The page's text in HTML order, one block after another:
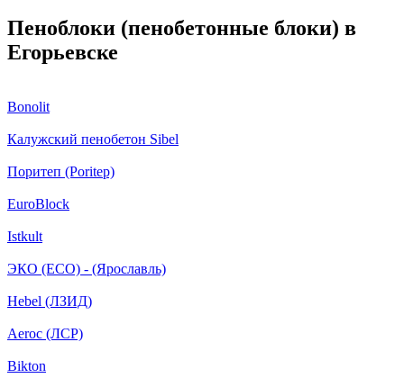
Пеноблоки (пенобетонные блоки) в
Егорьевске
Bonolit
Калужский пенобетон Sibel
Поритеп (Poritep)
EuroBlock
Istkult
ЭКО (ECO) - (Ярославль)
Hebel (ЛЗИД)
Aeroc (ЛСР)
Bikton